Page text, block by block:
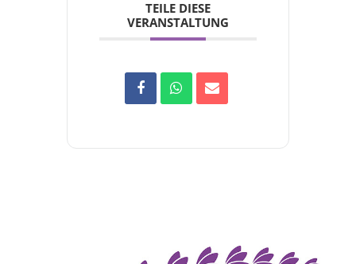
TEILE DIESE
VERANSTALTUNG